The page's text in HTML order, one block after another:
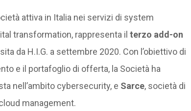
attiva in Italia nei servizi di system
transformation, rappresenta il terzo add-on
da H.I.G. a settembre 2020. Con l’obiettivo di
e il portafoglio di offerta, la Società ha
nell’ambito cybersecurity, e Sarce, società di
management.